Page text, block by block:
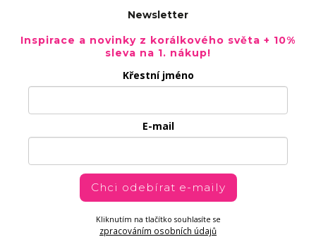
Newsletter
Inspirace a novinky z korálkového světa + 10%
sleva na 1. nákup!
Křestní jméno
E-mail
Chci odebírat e-maily
Kliknutím na tlačítko souhlasíte se
zpracováním osobních údajů